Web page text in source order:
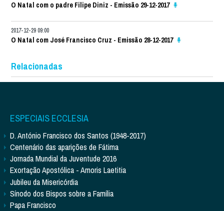
O Natal com o padre Filipe Diniz - Emissão 29-12-2017
2017-12-29 09:00
O Natal com José Francisco Cruz - Emissão 28-12-2017
Relacionadas
ESPECIAIS ECCLESIA
D. António Francisco dos Santos (1948-2017)
Centenário das aparições de Fátima
Jornada Mundial da Juventude 2016
Exortação Apostólica - Amoris Laetitia
Jubileu da Misericórdia
Sínodo dos Bispos sobre a Família
Papa Francisco